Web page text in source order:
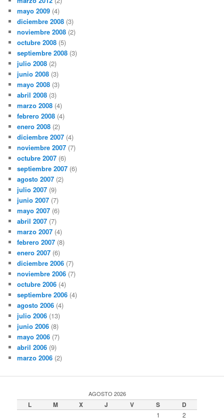
mayo 2009 (4)
diciembre 2008 (3)
noviembre 2008 (2)
octubre 2008 (5)
septiembre 2008 (3)
julio 2008 (2)
junio 2008 (3)
mayo 2008 (3)
abril 2008 (3)
marzo 2008 (4)
febrero 2008 (4)
enero 2008 (2)
diciembre 2007 (4)
noviembre 2007 (7)
octubre 2007 (6)
septiembre 2007 (6)
agosto 2007 (2)
julio 2007 (9)
junio 2007 (7)
mayo 2007 (6)
abril 2007 (7)
marzo 2007 (4)
febrero 2007 (8)
enero 2007 (6)
diciembre 2006 (7)
noviembre 2006 (7)
octubre 2006 (4)
septiembre 2006 (4)
agosto 2006 (4)
julio 2006 (13)
junio 2006 (8)
mayo 2006 (7)
abril 2006 (9)
marzo 2006 (2)
AGOSTO 2026
L M X J V S D
1 2